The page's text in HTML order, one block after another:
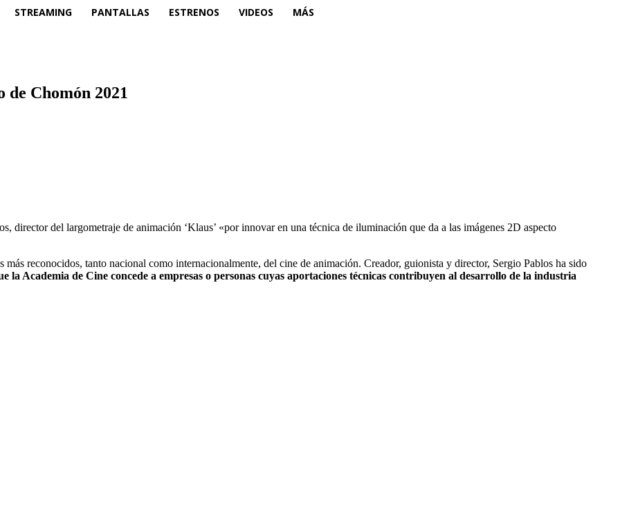
STREAMING PANTALLAS ESTRENOS VIDEOS MÁS
de Chomón 2021
director del largometraje de animación ‘Klaus’ «por innovar en una técnica de iluminación que da a las imágenes 2D aspecto
reconocidos, tanto nacional como internacionalmente, del cine de animación. Creador, guionista y director, Sergio Pablos ha sido
la Academia de Cine concede a empresas o personas cuyas aportaciones técnicas contribuyen al desarrollo de la industria